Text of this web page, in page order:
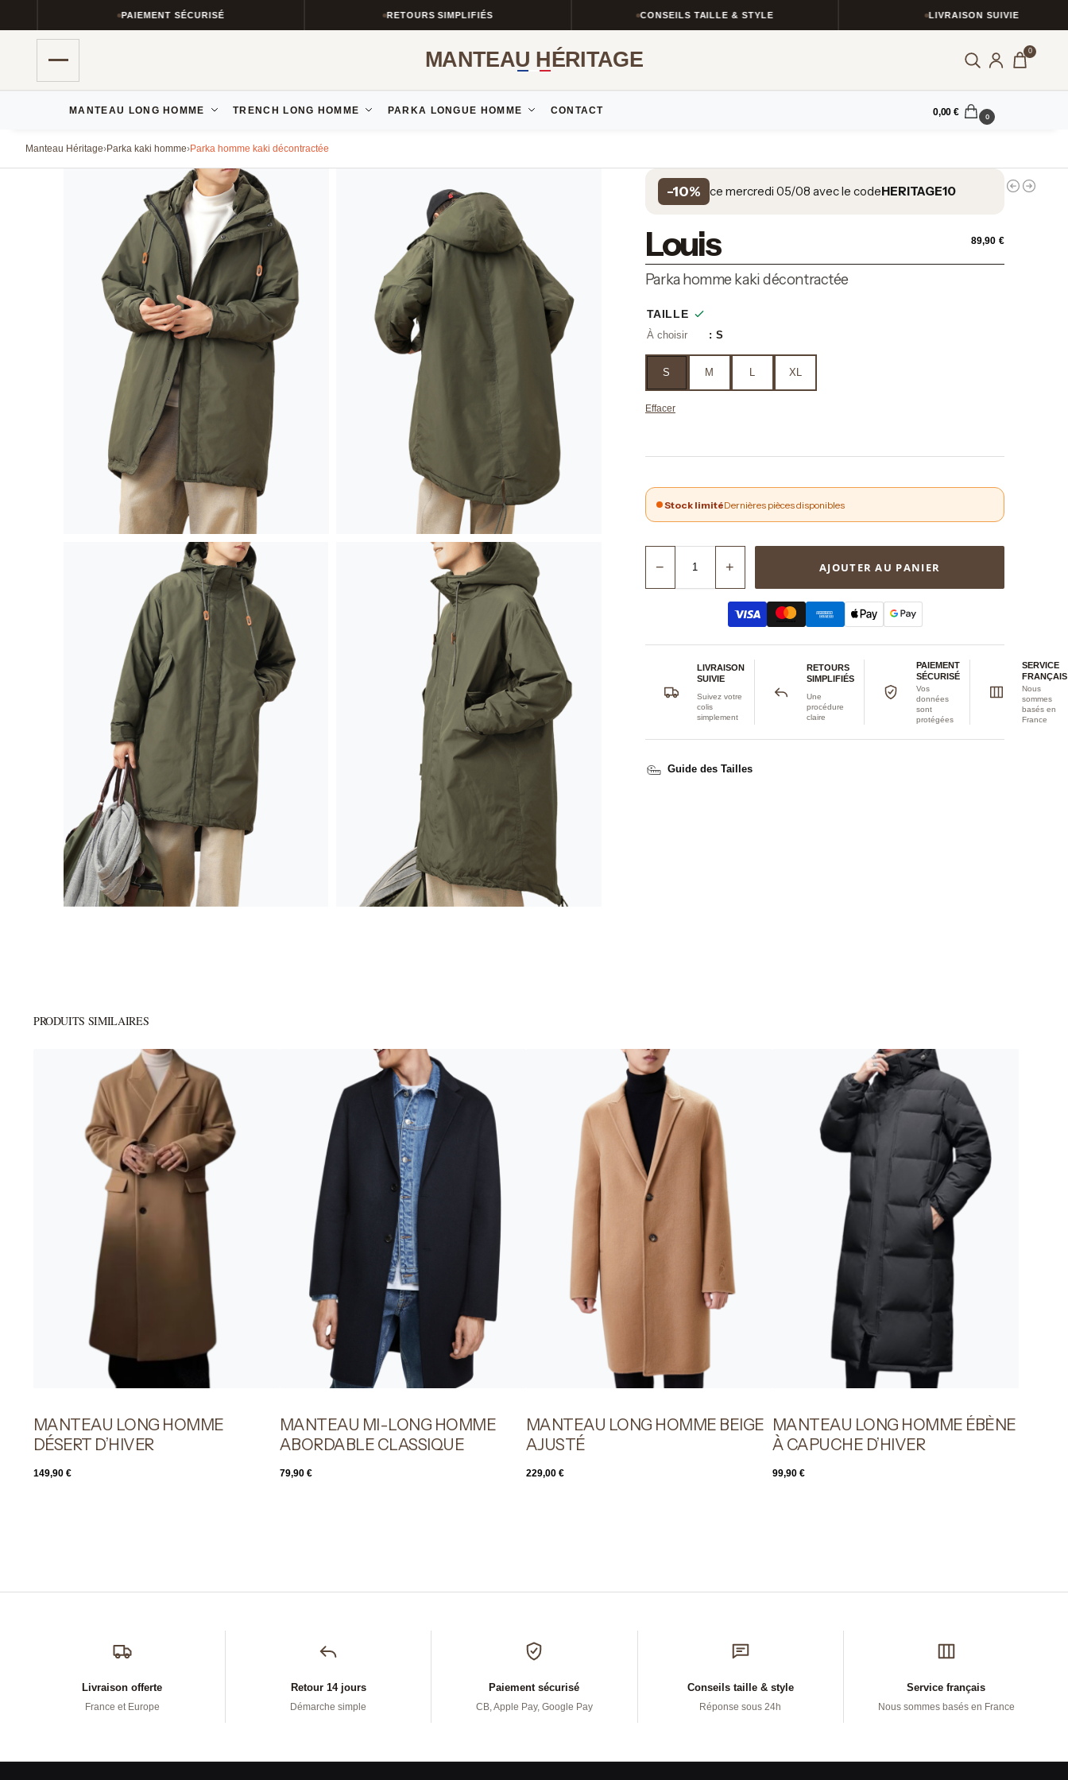
PAIEMENT SÉCURISÉ RETOURS SIMPLIFIÉS CONSEILS TAILLE & STYLE LIVRAISON SUIVIE
MANTEAU HÉRITAGE 0
MANTEAU LONG HOMME TRENCH LONG HOMME PARKA LONGUE HOMME CONTACT 0,00€ 0
Manteau Héritage›Parka kaki homme›Parka homme kaki décontractée
-10% ce mercredi 05/08 avec le codeHERITAGE10
Louis 89,90 €
Parka homme kaki décontractée
TAILLE
: S
S M L XL
Effacer
Stock limitéDernières pièces disponibles
− + AJOUTER AU PANIER
LIVRAISON
SUIVIE
Suivez votre
colis
simplement
RETOURS
SIMPLIFIÉS
Une
procédure
claire
PAIEMENT
SÉCURISÉ
Vos
données
sont
protégées
SERVICE
FRANÇAIS
Nous
sommes
basés en
France
Guide des Tailles
PRODUITS SIMILAIRES
MANTEAU LONG HOMME
DÉSERT D’HIVER
149,90 €
MANTEAU MI-LONG HOMME
ABORDABLE CLASSIQUE
79,90 €
MANTEAU LONG HOMME BEIGE
AJUSTÉ
229,00 €
MANTEAU LONG HOMME ÉBÈNE
À CAPUCHE D’HIVER
99,90 €
Livraison offerte
France et Europe
Retour 14 jours
Démarche simple
Paiement sécurisé
CB, Apple Pay, Google Pay
Conseils taille & style
Réponse sous 24h
Service français
Nous sommes basés en France